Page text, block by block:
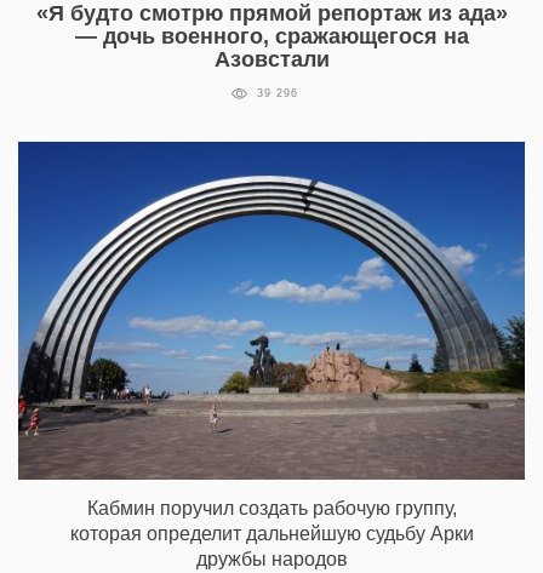
«Я будто смотрю прямой репортаж из ада»
— дочь военного, сражающегося на
Азовстали
39 296
Кабмин поручил создать рабочую группу,
которая определит дальнейшую судьбу Арки
дружбы народов